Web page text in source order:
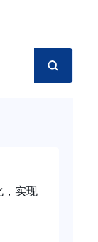
，实现